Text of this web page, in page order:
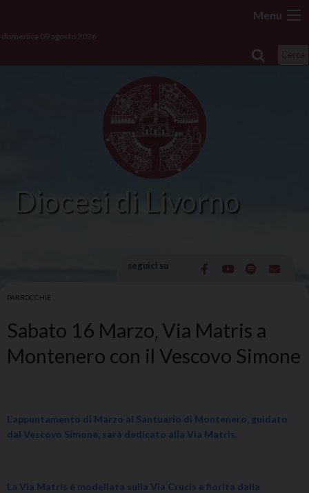
content
Menu
domenica 09 agosto 2026
Diocesi di Livorno
seguici su
PARROCCHIE
Sabato 16 Marzo, Via Matris a
Montenero con il Vescovo Simone
L’appuntamento di Marzo al Santuario di Montenero, guidato
dal Vescovo Simone, sarà dedicato alla Via Matris.
La Via Matris è modellata sulla Via Crucis e fiorita dalla